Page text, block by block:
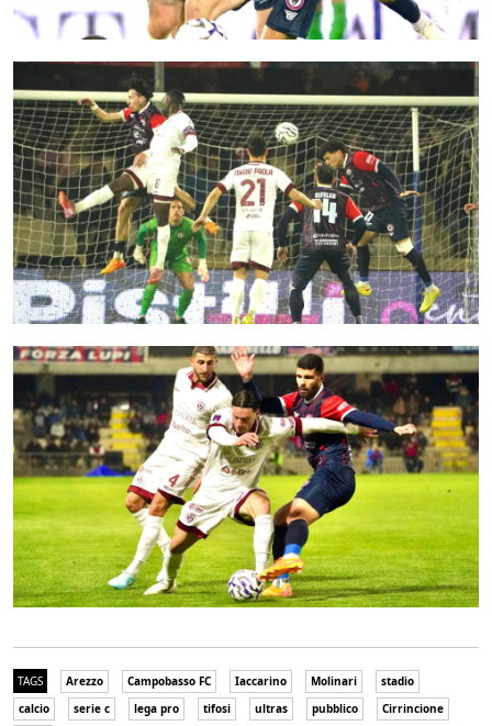
TAGS Arezzo Campobasso FC Iaccarino Molinari
stadio
calcio
serie c lega pro tifosi ultras pubblico Cirrincione